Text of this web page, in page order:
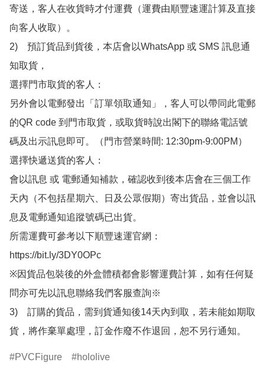
寄送，客人在收貨時才付運費（運費由順豐速運計算及直接
向客人收取）。
2)　預訂貨品到貨後，本店會以WhatsApp 或 SMS 訊息通
知取貨，
選擇門市取貨的客人：
另外會以電郵發出「訂單領取通知」，客人可以帶同此電郵
的QR code 到門市取貨，或取貨時說出閣下的聯絡電話號
碼及出示訊息即可。（門市營業時間: 12:30pm-9:00PM）
選擇快遞送貨的客人：
會以訊息 或 電郵通知補款，確認收到後本店會在三個工作
天內（不包括星期六、日及公眾假期）寄出貨品，並會以訊
息及電郵通知追蹤號碼已出貨。
所需運費可參考以下順豐速運官網：
https://bit.ly/3DY0OPc
※因貨品包裝後的外盒體積都會影響運費計算，如有任何疑
問亦可先以訊息聯絡我們客服查詢※
3)　訂購的貨品，需到貨通知後14天內到取，若未能如期取
貨，將作棄單處理，訂金作廢不作退回，恕不另行通知。
PVCFigure hololive